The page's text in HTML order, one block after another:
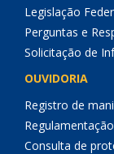
Legislação
Perguntas e
Solicitação de
OUVIDORIA
Registro de
Regulamentação
Consulta de